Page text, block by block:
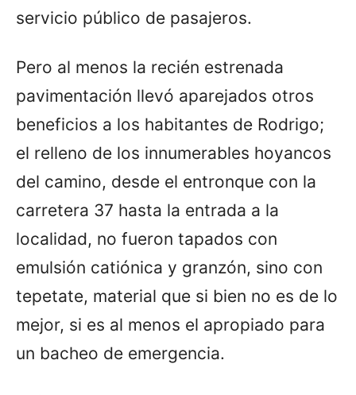
servicio público de pasajeros.
Pero al menos la recién estrenada
pavimentación llevó aparejados otros
beneficios a los habitantes de Rodrigo;
el relleno de los innumerables hoyancos
del camino, desde el entronque con la
carretera 37 hasta la entrada a la
localidad, no fueron tapados con
emulsión catiónica y granzón, sino con
tepetate, material que si bien no es de lo
mejor, si es al menos el apropiado para
un bacheo de emergencia.